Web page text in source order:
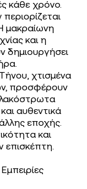
κάθε χρόνο.
μακραίωνη
και η
δημιουργήσει
χτισμένα
προσφέρουν
αυθεντικά
εποχής.
και
επισκέπτη.